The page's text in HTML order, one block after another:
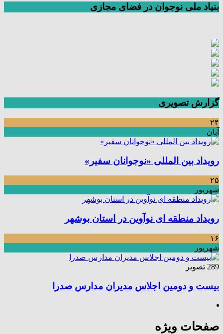
بنیاد ملی نوجوان در فضای مجازی
گزارش تصویری
۲۴
آبان
رویداد بین المللی «نوجوانان سفیر»
۲۵
شهریور
رویداد منطقه ای نوآوین در استان بوشهر
۱۶
شهریور
289 تصویر
بیست و دومین اجلاس مدیران مدارس صدرا
صفحات ویژه